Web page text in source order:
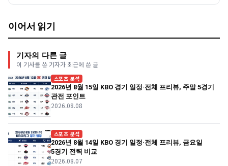
이어서 읽기
기자의 다른 글
이 기사를 쓴 기자가 최근에 쓴 글
스포츠 분석
2026년 8월 15일 KBO 경기 일정·전체 프리뷰, 주말 5경기
관전 포인트
2026.08.08
스포츠 분석
2026년 8월 14일 KBO 경기 일정·전체 프리뷰, 금요일
5경기 전력 비교
2026.08.07